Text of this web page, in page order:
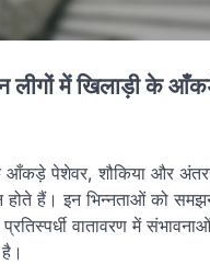
लीगों में खिलाड़ी के
आँकड़े पेशेवर, शौकिया और
होते हैं। इन भिन्नताओं को
वातावरण में